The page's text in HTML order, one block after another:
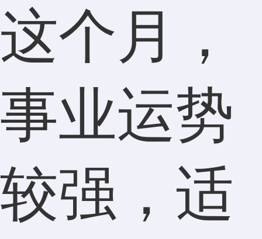
这个月，
事业运势
较强，适